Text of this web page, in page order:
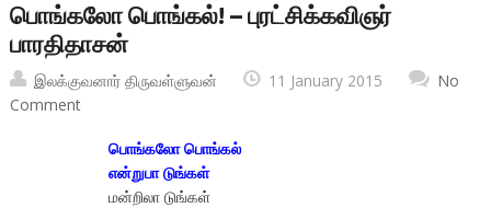
பொங்கலோ பொங்கல்! – புரட்சிக்கவிஞர்
பாரதிதாசன்
இலக்குவனார் திருவள்ளுவன் 11 January 2015
No
Comment
பொங்கலோ பொங்கல்
என்றுபா டுங்கள்
மன்றிலா டுங்கள்